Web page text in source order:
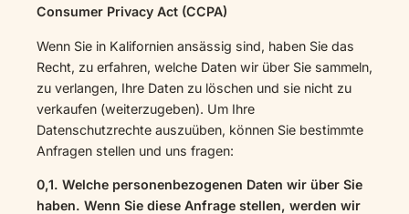
Consumer Privacy Act (CCPA)
Wenn Sie in Kalifornien ansässig sind, haben Sie das
Recht, zu erfahren, welche Daten wir über Sie sammeln,
zu verlangen, Ihre Daten zu löschen und sie nicht zu
verkaufen (weiterzugeben). Um Ihre
Datenschutzrechte auszuüben, können Sie bestimmte
Anfragen stellen und uns fragen:
0,1. Welche personenbezogenen Daten wir über Sie
haben. Wenn Sie diese Anfrage stellen, werden wir